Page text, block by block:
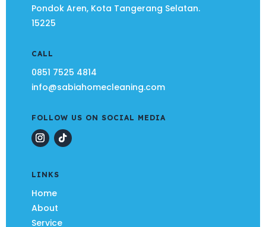
Pondok Aren, Kota Tangerang Selatan.
15225
CALL
0851 7525 4814
info@sabiahomecleaning.com
FOLLOW US ON SOCIAL MEDIA
LINKS
Home
About
Service